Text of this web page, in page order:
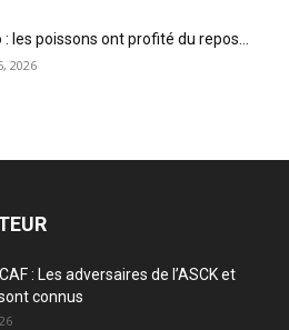
: les poissons ont profité du repos…
2026
: Les adversaires de l’ASCK et
connus